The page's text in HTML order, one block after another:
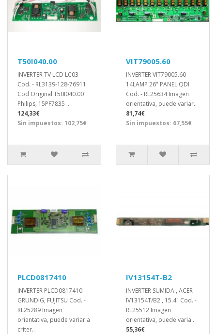
T50I040.00
INVERTER TV LCD LC03
Cod. - RL3139-128-76911
Cod Original T50I040.00
Philips, 15PF7835 ..
124,33€
Sin impuestos: 102,75€
VIT79005.60
INVERTER VIT79005.60
14LAMP 26" PANEL QDI
Cod. - RL25634 Imagen
orientativa, puede variar..
81,74€
Sin impuestos: 67,55€
PLCD0817410
INVERTER PLCD0817410
GRUNDIG, FUJITSU Cod. -
RL25289 Imagen
orientativa, puede variar a
criter..
IV13154T-B2
INVERTER SUMIDA , ACER
IV13154T/B2 , 15.4" Cod. -
RL25512 Imagen
orientativa, puede varia..
55,36€